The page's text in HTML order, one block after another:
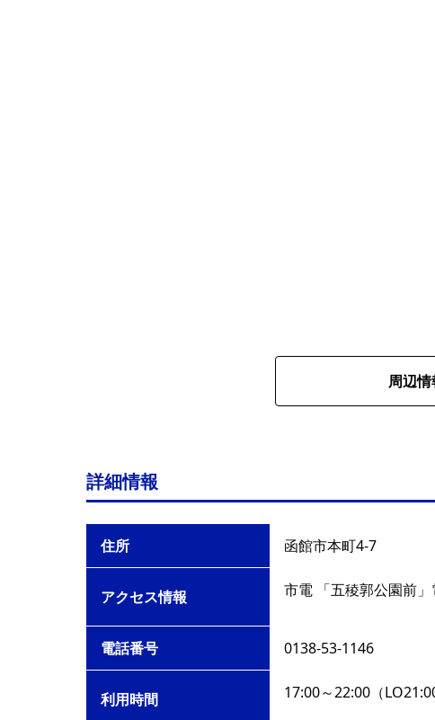
周辺
詳細情報
住所 函館市本町4-7
アクセス情報 市電 「五稜郭公園前
電話番号 0138-53-1146
利用時間 17:00～22:00（LO21:00